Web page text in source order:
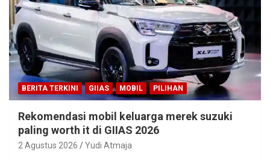
BERITA TERKINI GIIAS MOBIL PILIHAN
Rekomendasi mobil keluarga merek suzuki
paling worth it di GIIAS 2026
2 Agustus 2026 Yudi Atmaja